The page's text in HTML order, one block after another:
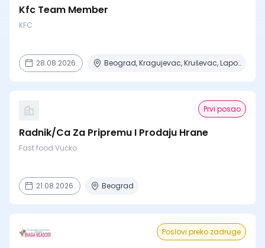
Kfc Team Member
KFC
28.08.2026. Beograd, Kragujevac, Kruševac, Lapovo, Niš + 4 mesta
Prvi posao
Radnik/Ca Za Pripremu I Prodaju Hrane
Fast food Vučko
21.08.2026. Beograd
Poslovi preko zadruge